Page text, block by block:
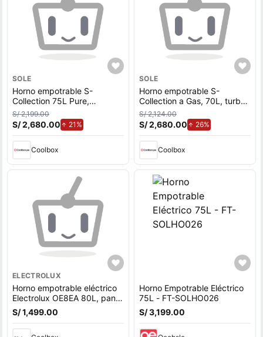
SOLE
Horno empotrable S-
Collection 75L Pure,
eléctrico, turbo convección,
11 funciones, AirFry, panel
digital LED
S/ 2,199.00
S/ 2,680.00 21%
Coolbox
SOLE
Horno empotrable S-
Collection a Gas, 70L, turbo
convección, 7 funciones,
panel digital touch + perillas
S/ 2,124.00
S/ 2,680.00 26%de aumento.
Coolbox
ELECTROLUX
Horno empotrable eléctrico
Electrolux OE8EA 80L, panel
digital, AirFry, convección,
negro
S/ 1,499.00
Horno Empotrable Eléctrico
75L - FT-SOLHO026
S/ 3,199.00